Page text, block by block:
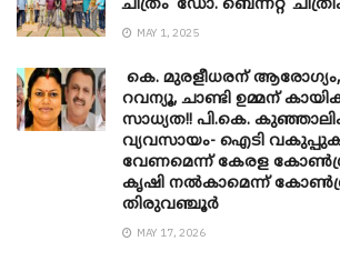
ചിത്രം ‘ഡോ. ബെന്നറ്റ്’
MAY 1, 2025
കെ. മുരളീധരന്
റവന്യൂ, ചാണ്ടി ഉമ്മന്
സാധ്യത!! പി.കെ.
വ്യവസായം- ഐടി
വേണമെന്ന് കേരള
കൃഷി നൽകാമെന്ന്
തിരുവഞ്ചൂർ
MAY 17, 2026